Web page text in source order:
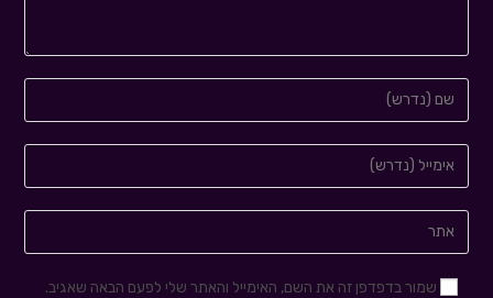
שמור בדפדפן זה את השם, האימייל והאתר שלי לפעם הבאה שאגיב.